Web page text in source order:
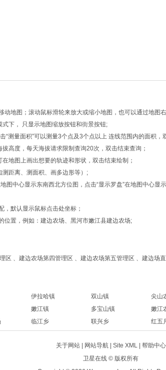
图；滚动鼠标滑轮来放大或缩小地图，也可以通过地图
下， 只显示地图缩放按钮和街景按钮;
测量面积”可以测量3个点及3个点以上 连线范围内的面积，
高度，每天海拔请求限制查询20次，双击结束查询；
在地图上画出想要的轨迹和形状，双击结束绘制；
距离、测面积、画多边形等）;
图中心显示东南西北方位图，点击“显示罗盘”在地图中心
默认显示鼠标点击处坐标；
置，例如：建边农场、黑河市嫩江县建边农场;
、建边农场第四管理区 、建边农场第五管理区 、建边场
伊拉哈镇 双山镇 尖山
嫩江镇 多宝山镇 嫩江
临江乡 联兴乡 红五
关于网站 | 网站导航| Site XML| 帮助中心
卫星在线 © 版权所有